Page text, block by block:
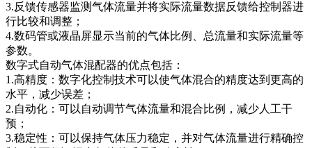
3.反馈传感器监测气体流量并将实际流量数据反馈给控制器进
行比较和调整；
4.数码管或液晶屏显示当前的气体比例、总流量和实际流量等
参数。
数字式自动气体混配器的优点包括：
1.高精度：数字化控制技术可以使气体混合的精度达到更高的
水平，减少误差；
2.自动化：可以自动调节气体流量和混合比例，减少人工干
预；
3.稳定性：可以保持气体压力稳定，并对气体流量进行精确控